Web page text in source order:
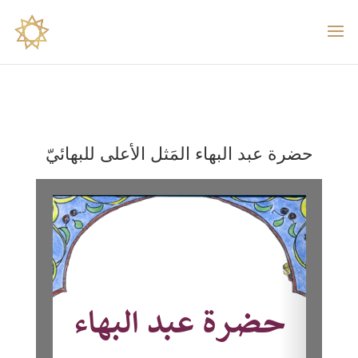
حضرة عبد البهاء المَثل الأعلى للبهائيّ
Please wait while flipbook is loading.
For more related info, FAQs and
issues please refer to
DearFlip
WordPress Flipbook Plugin Help